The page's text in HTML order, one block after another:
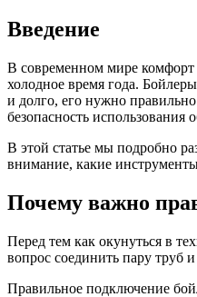
Введение
В современном мире комфорт
холодное время года.
и долго, его нужно
безопасность использования
В этой статье мы подробно
внимание, какие
Почему важно
Перед тем как окунуться в
вопрос соединить пару труб
Правильное подключение